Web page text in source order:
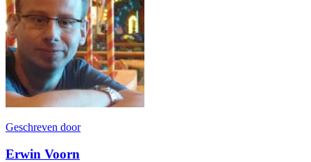
Geschreven door
Erwin Voorn